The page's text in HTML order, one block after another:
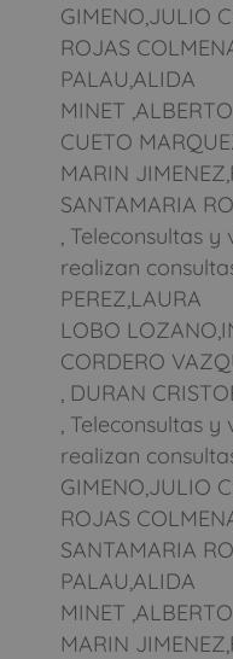
GIMENO,JULIO
ROJAS
PALAU,ALIDA
MINET ,ALBERTO
CUETO
MARIN
SANTAMARIA
, Teleconsultas y
realizan
PEREZ,LAURA
LOBO
CORDERO
, DURAN
, Teleconsultas y
realizan
GIMENO,JULIO
ROJAS
SANTAMARIA
PALAU,ALIDA
MINET ,ALBERTO
MARIN